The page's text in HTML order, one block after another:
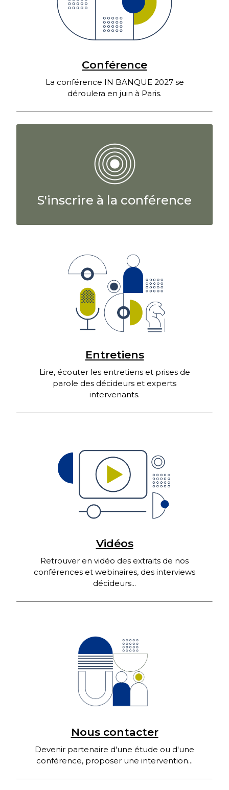
Conférence
La conférence IN BANQUE 2027 se
déroulera en juin à Paris.
S'inscrire à la conférence
Entretiens
Lire, écouter les entretiens et prises de
parole des décideurs et experts
intervenants.
Vidéos
Retrouver en vidéo des extraits de nos
conférences et webinaires, des interviews
décideurs...
Nous contacter
Devenir partenaire d'une étude ou d'une
conférence, proposer une intervention...